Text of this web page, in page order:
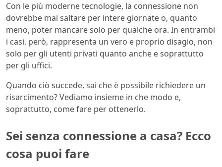
Con le più moderne tecnologie, la connessione non
dovrebbe mai saltare per intere giornate o, quanto
meno, poter mancare solo per qualche ora. In entrambi
i casi, però, rappresenta un vero e proprio disagio, non
solo per gli utenti privati quanto anche e soprattutto
per gli uffici.
Quando ciò succede, sai che è possibile richiedere un
risarcimento? Vediamo insieme in che modo e,
soprattutto, come fare per ottenerlo.
Sei senza connessione a casa? Ecco
cosa puoi fare